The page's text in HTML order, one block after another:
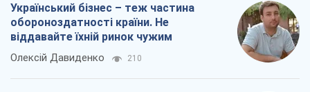
Український бізнес – теж частина
обороноздатності країни. Не
віддавайте їхній ринок чужим
Олексій Давиденко 210